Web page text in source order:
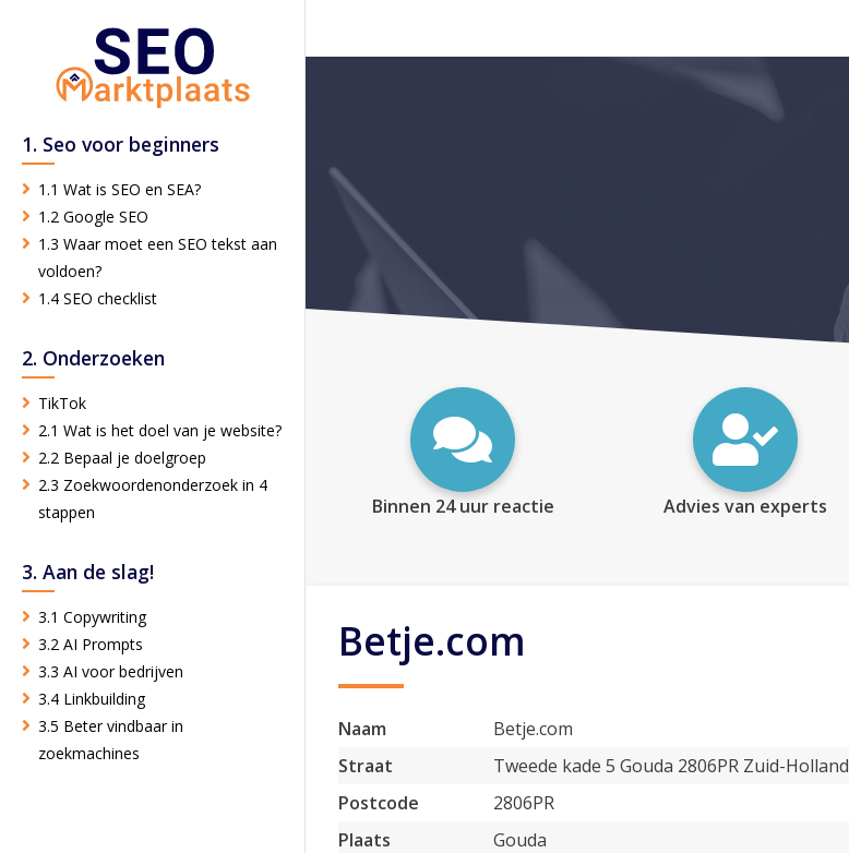
1. Seo voor beginners
1.1 Wat is SEO en SEA?
1.2 Google SEO
1.3 Waar moet een SEO tekst aan
voldoen?
1.4 SEO checklist
2. Onderzoeken
TikTok
2.1 Wat is het doel van je website?
2.2 Bepaal je doelgroep
2.3 Zoekwoordenonderzoek in 4
stappen
3. Aan de slag!
3.1 Copywriting
3.2 AI Prompts
3.3 AI voor bedrijven
3.4 Linkbuilding
3.5 Beter vindbaar in
zoekmachines
Binnen 24 uur reactie Advies van experts
Betje.com
Naam
Betje.com
Straat
Tweede kade 5 Gouda 2806PR Zuid-Holland
Postcode
2806PR
Plaats
Gouda